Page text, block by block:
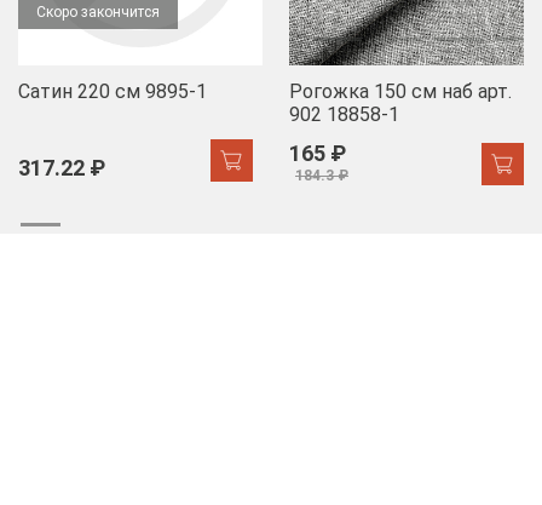
Скоро закончится
Сатин 220 см 9895-1
317.22 ₽
Рогожка 150 см наб арт.
902 18858-1
165 ₽
184.3 ₽